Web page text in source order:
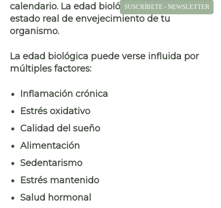
calendario. La edad biológica refleja el
estado real de envejecimiento de tu
organismo.
La edad biológica puede verse influida por
múltiples factores:
Inflamación crónica
Estrés oxidativo
Calidad del sueño
Alimentación
Sedentarismo
Estrés mantenido
Salud hormonal
SUSCRÍBETE - NEWSLETTER